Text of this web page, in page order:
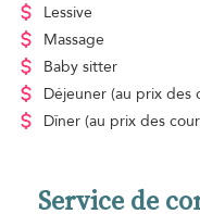
Lessive
Massage
Baby sitter
Déjeuner (au prix des
Dîner (au prix des
Service de